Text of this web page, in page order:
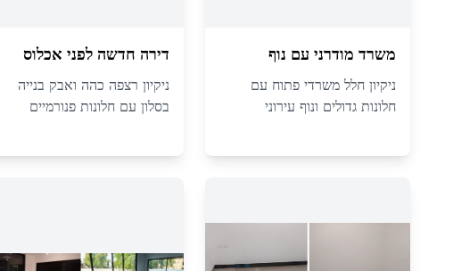
משרד מודרני עם נוף
ניקיון חלל משרדי פתוח עם
חלונות גדולים ונוף עירוני
דירה חדשה לפני אכלוס
ניקיון רצפה כהה ואבק בנייה
בסלון עם חלונות פנורמיים